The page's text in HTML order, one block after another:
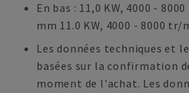
En bas : 11,0 KW, 4000 -
mm 11.0 KW, 4000 - 8000
Les données techniques et
basées sur la confirmation
moment de l'achat. Les